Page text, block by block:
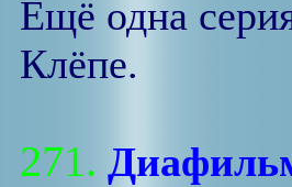
Ещё одна
Клёпе.
271.